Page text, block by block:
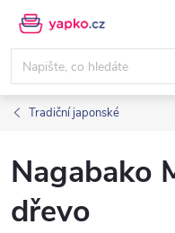
Přejít
obsah
Tradiční japonské
Nagabako
dřevo